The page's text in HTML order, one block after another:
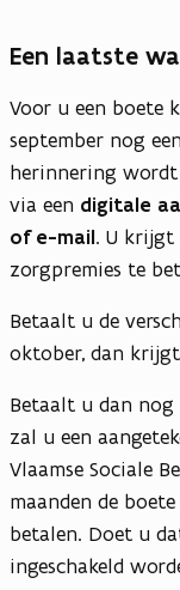
Een laatste
Voor u een boete
september nog een
herinnering wordt
via een digitale
of e-mail. U krijgt
zorgpremies te
Betaalt u de
oktober, dan
Betaalt u dan
zal u een
Vlaamse Sociale
maanden de
betalen. Doet u
ingeschakeld